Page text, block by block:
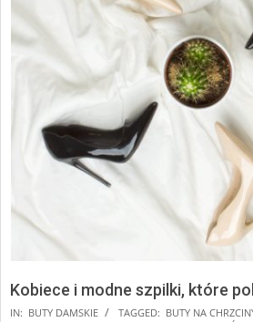
Kobiece i modne szpilki, które
2024-
IN: BUTY DAMSKIE TAGGED: BUTY NA